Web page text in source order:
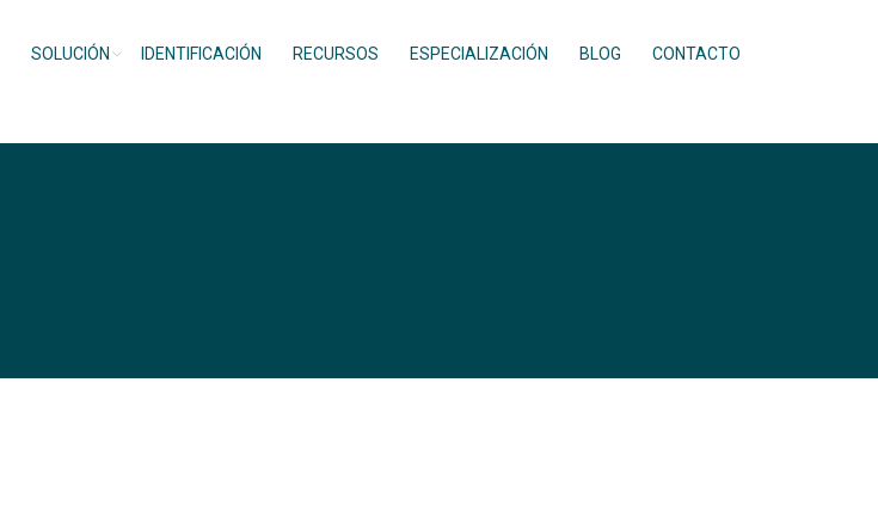
SOLUCIÓN IDENTIFICACIÓN RECURSOS ESPECIALIZACIÓN BLOG CONTACTO